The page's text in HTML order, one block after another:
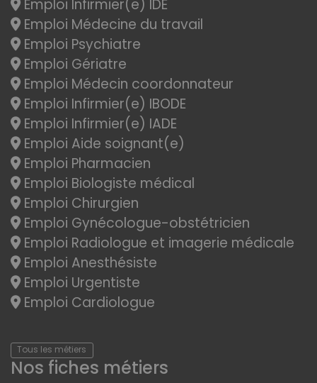
Emploi Infirmier(e) IDE
Emploi Médecine du travail
Emploi Psychiatre
Emploi Gériatre
Emploi Médecin coordonnateur
Emploi Infirmier(e) IBODE
Emploi Infirmier(e) IADE
Emploi Aide soignant(e)
Emploi Pharmacien
Emploi Biologiste médical
Emploi Chirurgien
Emploi Gynécologue-obstétricien
Emploi Radiologue et imagerie médicale
Emploi Anesthésiste
Emploi Urgentiste
Emploi Cardiologue
Tous les métiers
Nos fiches métiers